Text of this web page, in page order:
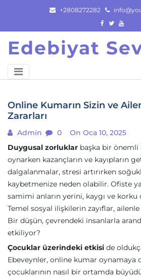
content
+2808272282
Edebiyat
Online Kumarın Sizin ve
Zararları
Admin 0
On Oca 10, 2025
Duygusal zorluklar başka bir önemli
oynarken kazançların ve kayıpların
dalgalanmalar, stresi artırırken
kaybetmenize neden olabilir. Ofiste
samimi anların yerini, kaygı ve korku
Temel sosyal ilişkilerin zayıflar,
Bir düşün, çevrendeki insanlarla
etkiliyor?
Çocuklar üzerindeki etkisi de
Ebeveynler, online kumar oynamaya
çocuklarının nasıl bir ortamda